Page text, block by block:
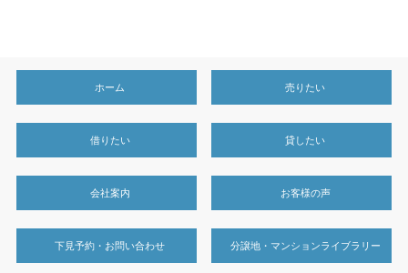
ホーム 売りたい
借りたい 貸したい
会社案内 お客様の声
下見予約・お問い合わせ 分譲地・マンションライブラリー